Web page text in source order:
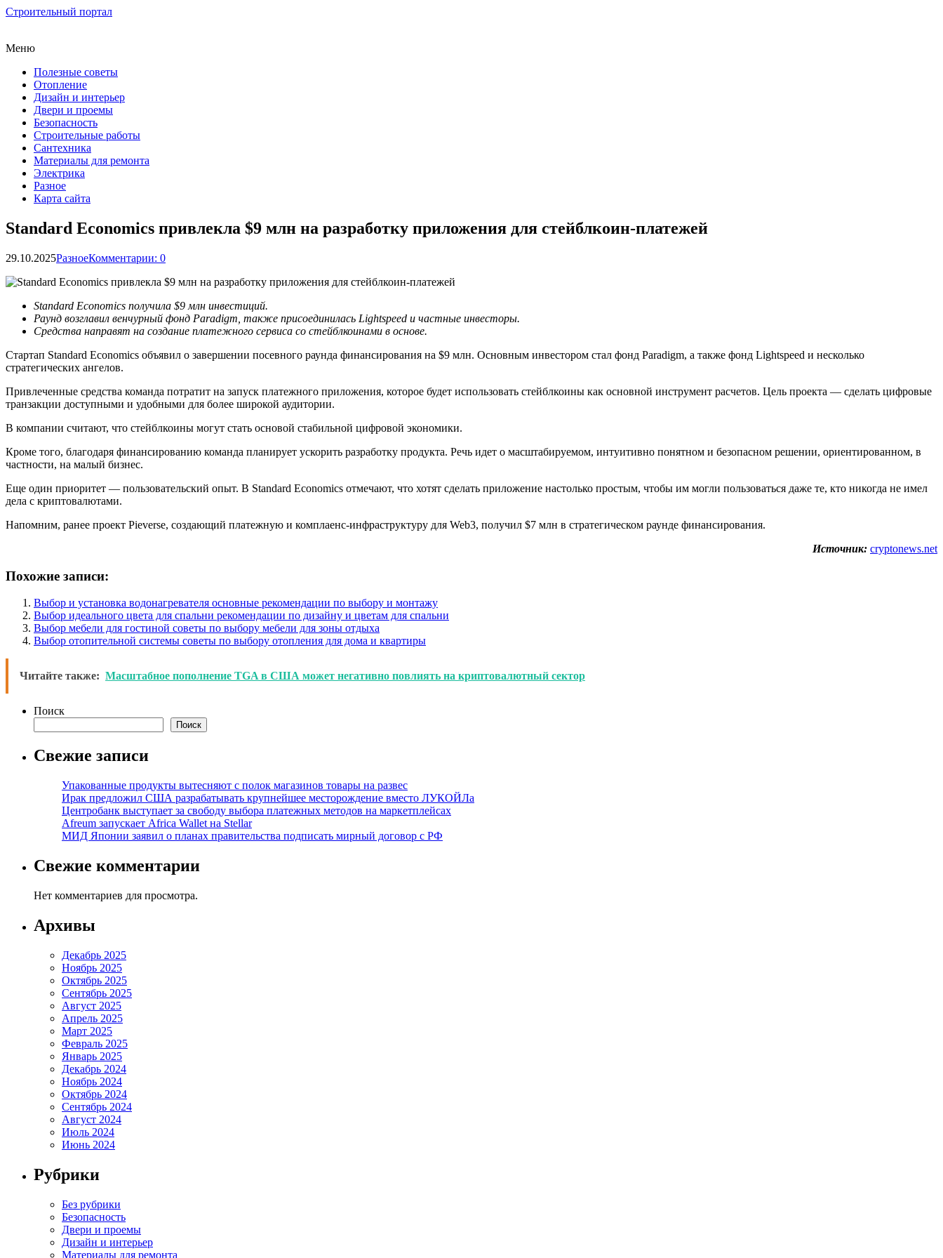
Строительный портал
Меню
Полезные советы
Отопление
Дизайн и интерьер
Двери и проемы
Безопасность
Строительные работы
Сантехника
Материалы для ремонта
Электрика
Разное
Карта сайта
Standard Economics привлекла $9 млн на разработку приложения для стейблкоин-платежей
29.10.2025РазноеКомментарии: 0
Standard Economics получила $9 млн инвестиций.
Раунд возглавил венчурный фонд Paradigm, также присоединилась Lightspeed и частные инвесторы.
Средства направят на создание платежного сервиса со стейблкоинами в основе.
Стартап Standard Economics объявил о завершении посевного раунда финансирования на $9 млн. Основным инвестором стал фонд Paradigm, а также фонд Lightspeed и несколько
стратегических ангелов.
Привлеченные средства команда потратит на запуск платежного приложения, которое будет использовать стейблкоины как основной инструмент расчетов. Цель проекта — сделать цифровые
транзакции доступными и удобными для более широкой аудитории.
В компании считают, что стейблкоины могут стать основой стабильной цифровой экономики.
Кроме того, благодаря финансированию команда планирует ускорить разработку продукта. Речь идет о масштабируемом, интуитивно понятном и безопасном решении, ориентированном, в
частности, на малый бизнес.
Еще один приоритет — пользовательский опыт. В Standard Economics отмечают, что хотят сделать приложение настолько простым, чтобы им могли пользоваться даже те, кто никогда не имел
дела с криптовалютами.
Напомним, ранее проект Pieverse, создающий платежную и комплаенс-инфраструктуру для Web3, получил $7 млн в стратегическом раунде финансирования.
Источник: cryptonews.net
Похожие записи:
Выбор и установка водонагревателя основные рекомендации по выбору и монтажу
Выбор идеального цвета для спальни рекомендации по дизайну и цветам для спальни
Выбор мебели для гостиной советы по выбору мебели для зоны отдыха
Выбор отопительной системы советы по выбору отопления для дома и квартиры
Читайте также: Масштабное пополнение TGA в США может негативно повлиять на криптовалютный сектор
Поиск
Поиск
Свежие записи
Упакованные продукты вытесняют с полок магазинов товары на развес
Ирак предложил США разрабатывать крупнейшее месторождение вместо ЛУКОЙЛа
Центробанк выступает за свободу выбора платежных методов на маркетплейсах
Afreum запускает Africa Wallet на Stellar
МИД Японии заявил о планах правительства подписать мирный договор с РФ
Свежие комментарии
Нет комментариев для просмотра.
Архивы
Декабрь 2025
Ноябрь 2025
Октябрь 2025
Сентябрь 2025
Август 2025
Апрель 2025
Март 2025
Февраль 2025
Январь 2025
Декабрь 2024
Ноябрь 2024
Октябрь 2024
Сентябрь 2024
Август 2024
Июль 2024
Июнь 2024
Рубрики
Без рубрики
Безопасность
Двери и проемы
Дизайн и интерьер
Материалы для ремонта